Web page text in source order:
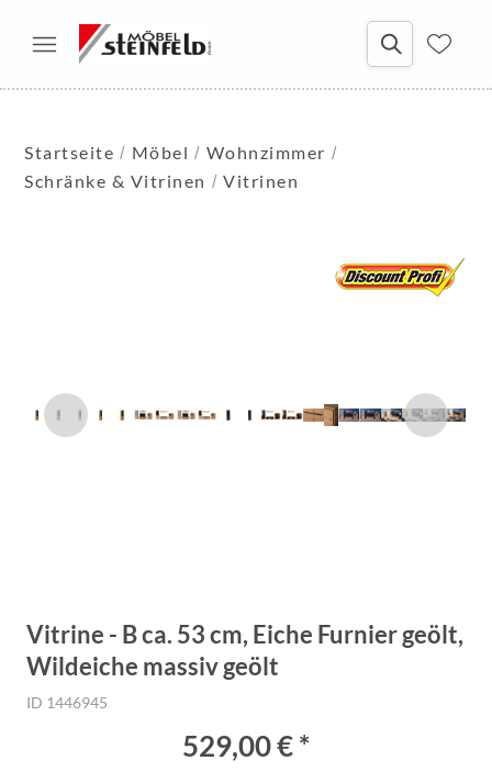
Startseite Möbel
Wohnzimmer
Schränke & Vitrinen
Vitrinen
Vitrine - B ca. 53 cm, Eiche Furnier geölt,
Wildeiche massiv geölt
ID 1446945
529,00 € *